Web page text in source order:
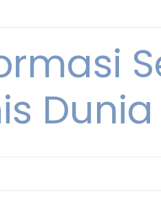
Dunia